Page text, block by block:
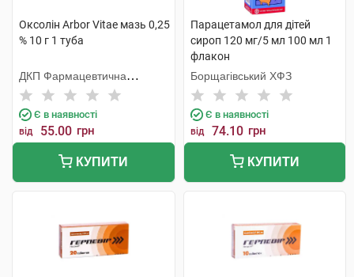
Оксолін Arbor Vitae мазь 0,25
% 10 г 1 туба
ДКП Фармацевтична
фабрика
Є в наявності
від 55.00 грн
КУПИТИ
Парацетамол для дітей
сироп 120 мг/5 мл 100 мл 1
флакон
Борщагівський ХФЗ
Є в наявності
від 74.10 грн
КУПИТИ